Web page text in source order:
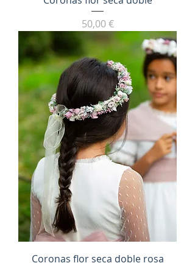
Precio
50,00 €
Coronas flor seca doble rosa